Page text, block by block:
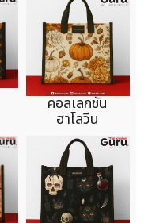
คอลเลกชัน
ฮาโลวีน